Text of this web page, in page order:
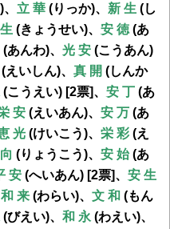
立 華 (りっか)、 新 生 (し
(きょうせい)、 安 徳(あ
(あんわ)、 光 安 (こうあん)
(えいしん)、 真 開 (しんか
(こうえい) [2票]、 安 丁 (あ
安 (えいあん)、 安 万 (あ
光 (けいこう)、 栄 彩 (え
(りょうこう)、 安 始(あ
安 (へいあん) [2票]、 安 生
和 来 (わらい)、 文 和 (もん
(びえい)、 和 永 (わえい)、